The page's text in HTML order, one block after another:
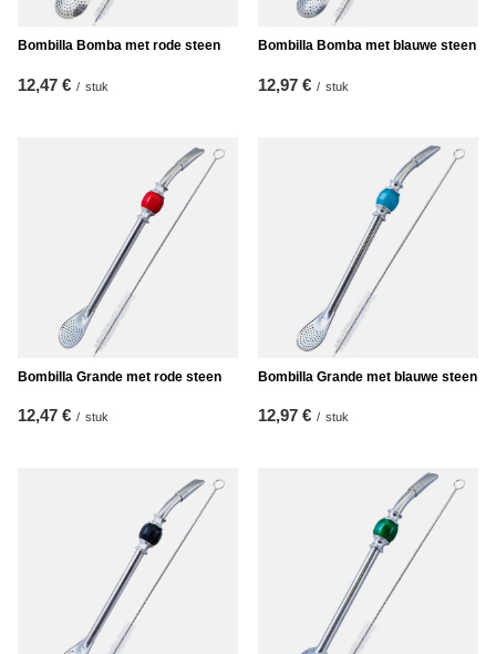
Bombilla Bomba met rode steen
12,47 € / stuk
Bombilla Bomba met blauwe steen
12,97 € / stuk
Bombilla Grande met rode steen
12,47 € / stuk
Bombilla Grande met blauwe steen
12,97 € / stuk